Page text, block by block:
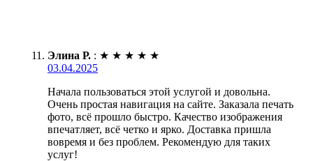
Элина Р. : ★ ★ ★ ★ ★
03.04.2025
Начала пользоваться этой услугой и довольна.
Очень простая навигация на сайте. Заказала печать
фото, всё прошло быстро. Качество изображения
впечатляет, всё четко и ярко. Доставка пришла
вовремя и без проблем. Рекомендую для таких
услуг!